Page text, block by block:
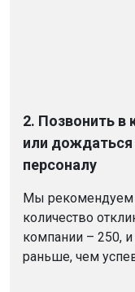
2. Позвонить в
или
персоналу
Мы рекомендуем
количество
компании – 250,
раньше, чем